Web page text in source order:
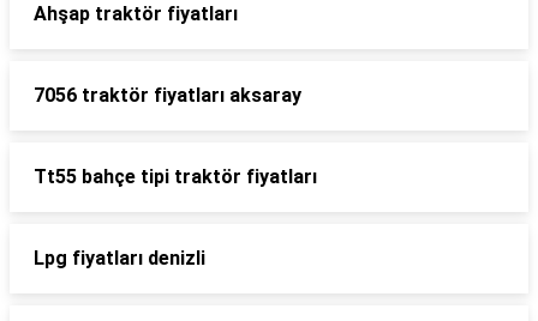
Ahşap traktör fiyatları
7056 traktör fiyatları aksaray
Tt55 bahçe tipi traktör fiyatları
Lpg fiyatları denizli